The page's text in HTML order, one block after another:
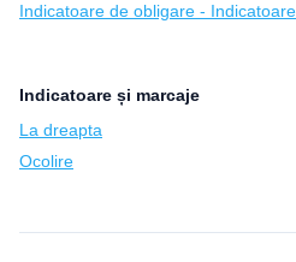
Indicatoare de obligare -
Indicatoare și marcaje
La dreapta
Ocolire